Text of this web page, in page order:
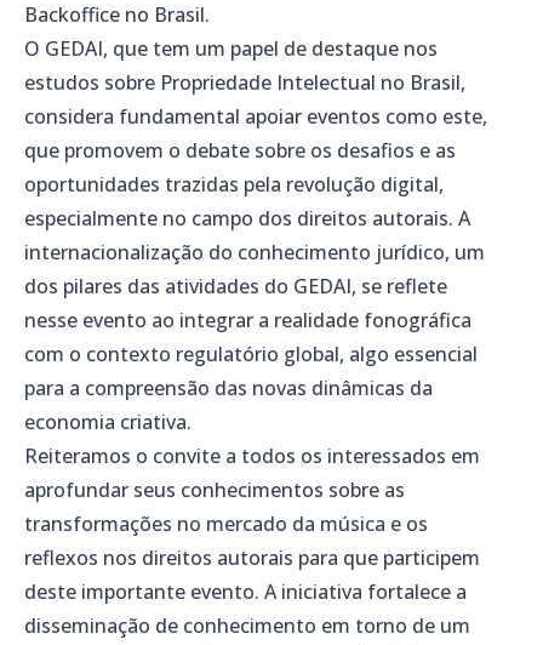
Backoffice no Brasil.
O GEDAI, que tem um papel de destaque nos
estudos sobre Propriedade Intelectual no Brasil,
considera fundamental apoiar eventos como este,
que promovem o debate sobre os desafios e as
oportunidades trazidas pela revolução digital,
especialmente no campo dos direitos autorais. A
internacionalização do conhecimento jurídico, um
dos pilares das atividades do GEDAI, se reflete
nesse evento ao integrar a realidade fonográfica
com o contexto regulatório global, algo essencial
para a compreensão das novas dinâmicas da
economia criativa.
Reiteramos o convite a todos os interessados em
aprofundar seus conhecimentos sobre as
transformações no mercado da música e os
reflexos nos direitos autorais para que participem
deste importante evento. A iniciativa fortalece a
disseminação de conhecimento em torno de um